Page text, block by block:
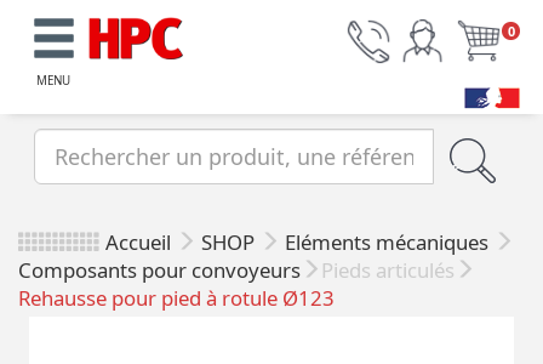
MENU
0
Accueil SHOP
Eléments mécaniques
Composants pour convoyeurs
Pieds articulés
Rehausse pour pied à rotule Ø123